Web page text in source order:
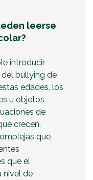
leerse
introducir
bullying de
edades, los
u objetos
de
crecen,
que
que el
nivel de